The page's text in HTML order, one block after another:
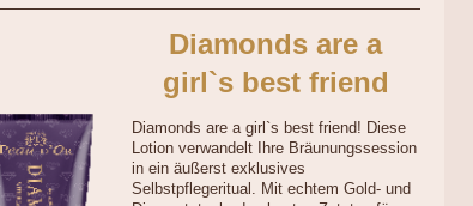
Diamonds are a
girl`s best friend
Diamonds are a girl`s best friend! Diese
Lotion verwandelt Ihre Bräunungssession
in ein äußerst exklusives
Selbstpflegeritual. Mit echtem Gold- und